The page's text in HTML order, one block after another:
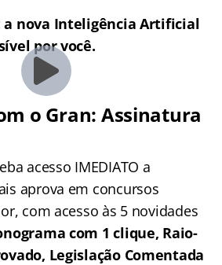
a nova Inteligência Artificial
por você.
o Gran: Assinatura
acesso IMEDIATO a
aprova em concursos
com acesso às 5 novidades
com 1 clique, Raio-
Legislação Comentada